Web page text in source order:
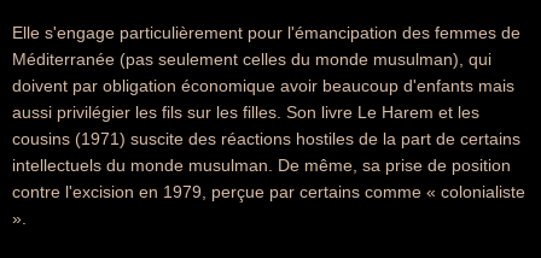
Elle s'engage particulièrement pour l'émancipation des femmes de
Méditerranée (pas seulement celles du monde musulman), qui
doivent par obligation économique avoir beaucoup d'enfants mais
aussi privilégier les fils sur les filles. Son livre Le Harem et les
cousins (1971) suscite des réactions hostiles de la part de certains
intellectuels du monde musulman. De même, sa prise de position
contre l'excision en 1979, perçue par certains comme « colonialiste
».